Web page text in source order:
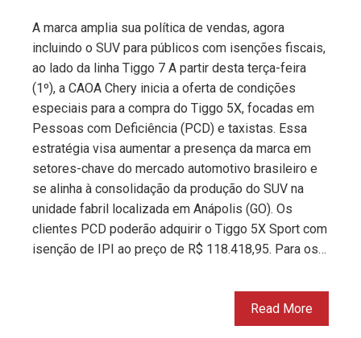
A marca amplia sua política de vendas, agora
incluindo o SUV para públicos com isenções fiscais,
ao lado da linha Tiggo 7 A partir desta terça-feira
(1º), a CAOA Chery inicia a oferta de condições
especiais para a compra do Tiggo 5X, focadas em
Pessoas com Deficiência (PCD) e taxistas. Essa
estratégia visa aumentar a presença da marca em
setores-chave do mercado automotivo brasileiro e
se alinha à consolidação da produção do SUV na
unidade fabril localizada em Anápolis (GO). Os
clientes PCD poderão adquirir o Tiggo 5X Sport com
isenção de IPI ao preço de R$ 118.418,95. Para os…
Read More